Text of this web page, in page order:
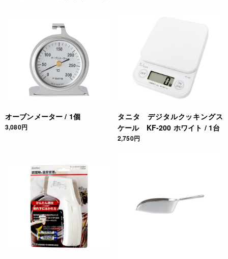
オーブンメーター / 1個
3,080円
タニタ デジタルクッキングス
ケール KF-200 ホワイト / 1台
2,750円